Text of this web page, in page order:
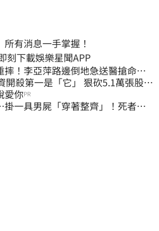
有消息一手掌握！
手掌握明星動態 即刻下載娛樂星聞APP
摔！李亞萍路邊倒地急送醫搶命
開殺第一是「它」 狠砍5.1萬張股價
愛你PR
一具男屍「穿著整齊」！死者身